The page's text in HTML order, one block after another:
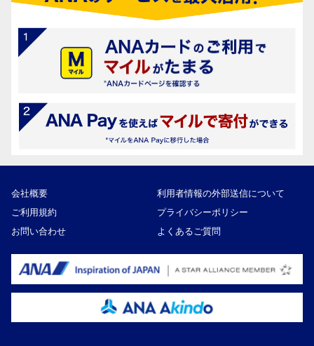
会社概要
利用者情報の外部送信について
ご利用規約
プライバシーポリシー
お問い合わせ
よくあるご質問